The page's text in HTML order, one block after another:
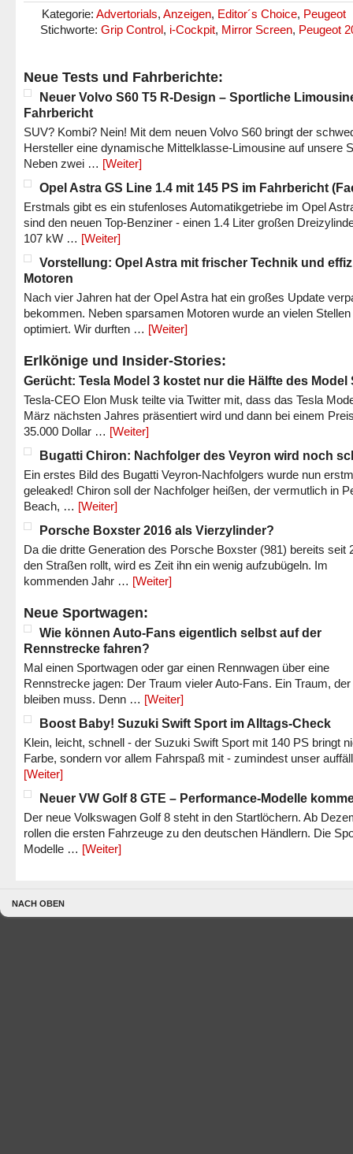
Kategorie: Advertorials, Anzeigen, Editor´s Choice, Peugeot
Stichworte: Grip Control, i-Cockpit, Mirror Screen, Peugeot
Neue Tests und Fahrberichte:
Neuer Volvo S60 T5 R-Design – Sportliche
Fahrbericht
SUV? Kombi? Nein! Mit dem neuen Volvo S60 bringt der
Hersteller eine dynamische Mittelklasse-Limousine auf unsere
Neben zwei … [Weiter]
Opel Astra GS Line 1.4 mit 145 PS im Fahrbericht
Erstmals gibt es ein stufenloses Automatikgetriebe im Opel
sind den neuen Top-Benziner - einen 1.4 Liter großen
107 kW … [Weiter]
Vorstellung: Opel Astra mit frischer Technik und
Motoren
Nach vier Jahren hat der Opel Astra hat ein großes Update
bekommen. Neben sparsamen Motoren wurde an vielen Stellen
optimiert. Wir durften … [Weiter]
Erlkönige und Insider-Stories:
Gerücht: Tesla Model 3 kostet nur die Hälfte des Model
Tesla-CEO Elon Musk teilte via Twitter mit, dass das Tesla
März nächsten Jahres präsentiert wird und dann bei einem
35.000 Dollar … [Weiter]
Bugatti Chiron: Nachfolger des Veyron wird noch
Ein erstes Bild des Bugatti Veyron-Nachfolgers wurde nun
geleaked! Chiron soll der Nachfolger heißen, der vermutlich in
Beach, … [Weiter]
Porsche Boxster 2016 als Vierzylinder?
Da die dritte Generation des Porsche Boxster (981) bereits seit
den Straßen rollt, wird es Zeit ihn ein wenig aufzubügeln. Im
kommenden Jahr … [Weiter]
Neue Sportwagen:
Wie können Auto-Fans eigentlich selbst auf der
Rennstrecke fahren?
Mal einen Sportwagen oder gar einen Rennwagen über eine
Rennstrecke jagen: Der Traum vieler Auto-Fans. Ein Traum,
bleiben muss. Denn … [Weiter]
Boost Baby! Suzuki Swift Sport im Alltags-Check
Klein, leicht, schnell - der Suzuki Swift Sport mit 140 PS bringt
Farbe, sondern vor allem Fahrspaß mit - zumindest unser
[Weiter]
Neuer VW Golf 8 GTE – Performance-Modelle
Der neue Volkswagen Golf 8 steht in den Startlöchern. Ab
rollen die ersten Fahrzeuge zu den deutschen Händlern. Die
Modelle … [Weiter]
NACH OBEN